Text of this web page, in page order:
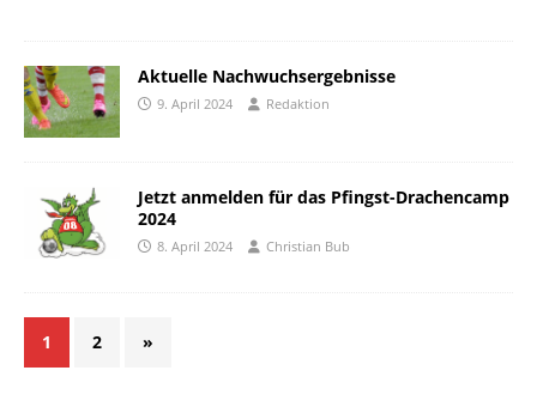
Aktuelle Nachwuchsergebnisse
9. April 2024 Redaktion
Jetzt anmelden für das Pfingst-Drachencamp
2024
8. April 2024 Christian Bub
1 2 »